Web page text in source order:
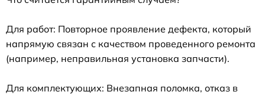
Для работ: Повторное проявление дефекта, который
напрямую связан с качеством проведенного ремонта
(например, неправильная установка запчасти).
Для комплектующих: Внезапная поломка, отказ в